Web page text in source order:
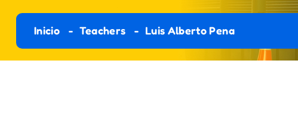
Inicio Teachers Luis Alberto Pena